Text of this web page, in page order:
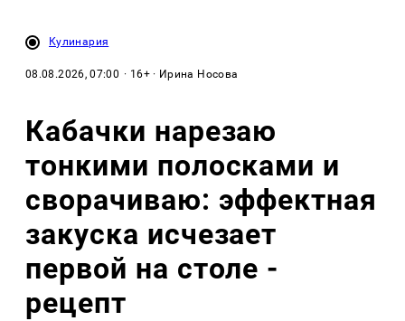
Кулинария
08.08.2026, 07:00 · 16+ · Ирина Носова
Кабачки нарезаю
тонкими полосками и
сворачиваю: эффектная
закуска исчезает
первой на столе -
рецепт